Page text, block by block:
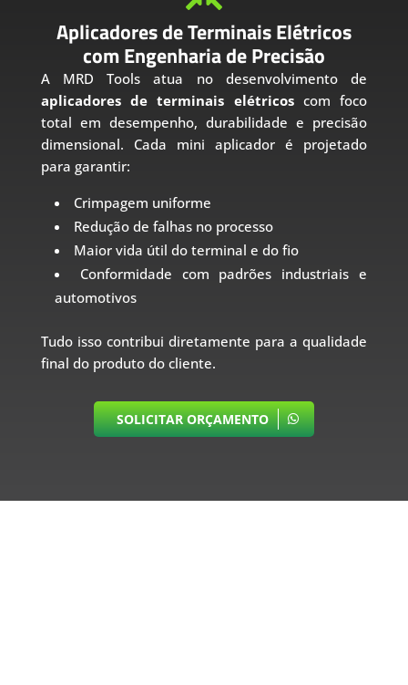
Aplicadores de Terminais Elétricos
com Engenharia de Precisão
A MRD Tools atua no desenvolvimento de
aplicadores de terminais elétricoscom foco
total em desempenho, durabilidade e precisão
dimensional. Cada mini aplicador é projetado
para garantir:
Crimpagem uniforme
Redução de falhas no processo
Maior vida útil do terminal e do fio
Conformidade com padrões industriais e
automotivos
Tudo isso contribui diretamente para a qualidade
final do produto do cliente.
SOLICITAR ORÇAMENTO